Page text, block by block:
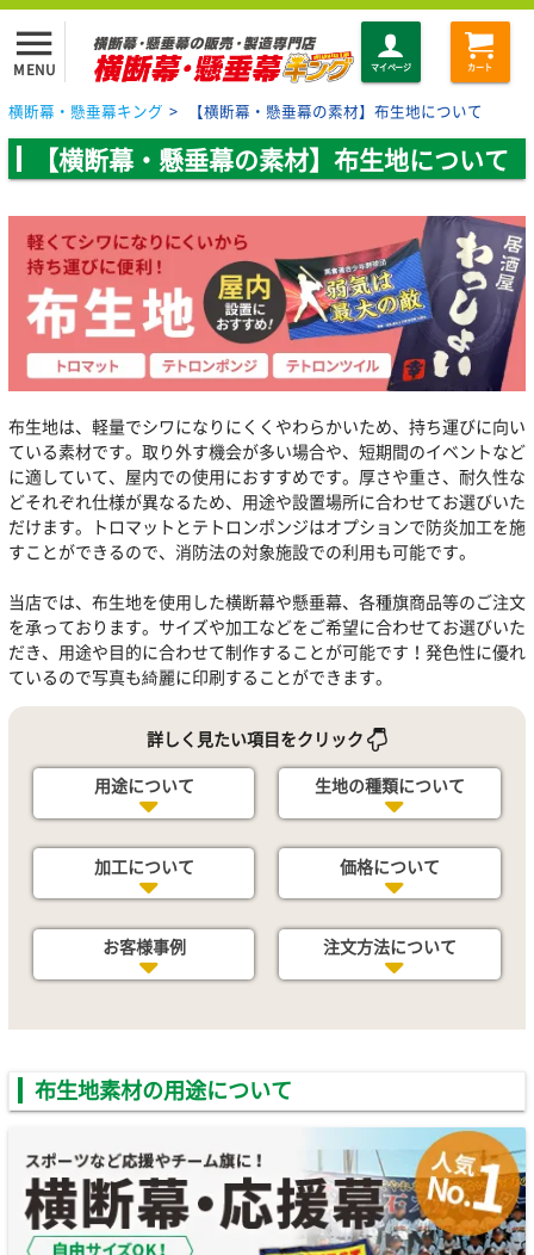
menu
MENU マイページ カート
横断幕・懸垂幕キング > 【横断幕・懸垂幕の素材】布生地について
【横断幕・懸垂幕の素材】布生地について
布生地は、軽量でシワになりにくくやわらかいため、持ち運びに向い
ている素材です。取り外す機会が多い場合や、短期間のイベントなど
に適していて、屋内での使用におすすめです。厚さや重さ、耐久性な
どそれぞれ仕様が異なるため、用途や設置場所に合わせてお選びいた
だけます。トロマットとテトロンポンジはオプションで防炎加工を施
すことができるので、消防法の対象施設での利用も可能です。
当店では、布生地を使用した横断幕や懸垂幕、各種旗商品等のご注文
を承っております。サイズや加工などをご希望に合わせてお選びいた
だき、用途や目的に合わせて制作することが可能です！発色性に優れ
ているので写真も綺麗に印刷することができます。
詳しく見たい項目をクリック
用途について
生地の種類について
加工について 価格について
お客様事例 注文方法について
布生地素材の用途について